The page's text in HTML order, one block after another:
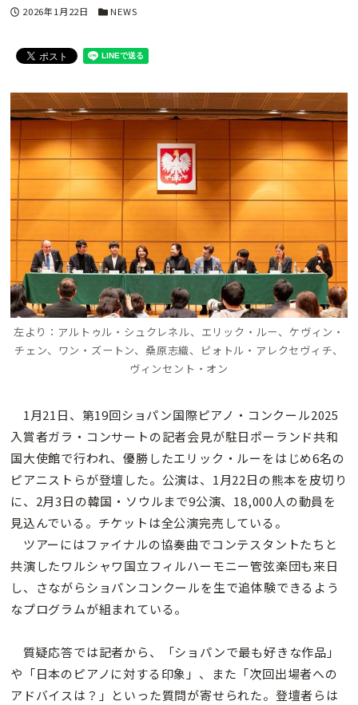
投稿日
2026年1月22日 カテゴリー
NEWS
左より：アルトゥル・シュクレネル、エリック・ルー、ケヴィン・
チェン、ワン・ズートン、桑原志織、ピォトル・アレクセヴィチ、
ヴィンセント・オン
1月21日、第19回ショパン国際ピアノ・コンクール2025
入賞者ガラ・コンサートの記者会見が駐日ポーランド共和
国大使館で行われ、優勝したエリック・ルーをはじめ6名の
ピアニストらが登壇した。公演は、1月22日の熊本を皮切り
に、2月3日の韓国・ソウルまで9公演、18,000人の動員を
見込んでいる。チケットは全公演完売している。
ツアーにはファイナルの協奏曲でコンテスタントたちと
共演したワルシャワ国立フィルハーモニー管弦楽団も来日
し、さながらショパンコンクールを生で追体験できるよう
なプログラムが組まれている。
質疑応答では記者から、「ショパンで最も好きな作品」
や「日本のピアノに対する印象」、また「次回出場者への
アドバイスは？」といった質問が寄せられた。登壇者らは